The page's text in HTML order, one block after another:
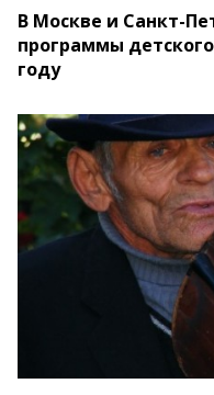
В Москве и Санкт-
программы
году